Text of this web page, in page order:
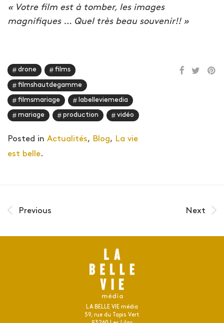
« Votre film est à tomber, les images
magnifiques … Quel très beau souvenir!! »
drone films
filmshautdegamme
filmsmariage labelleviemedia
mariage production vidéo
Posted in Actualités, Blog, La vie
est belle.
Previous Next
LA BELLE VIE média
59, rue du Tapis Vert